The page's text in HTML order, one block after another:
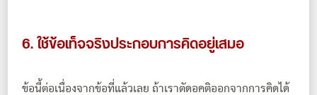
6. ใช้ข้อเท็จจริงประกอบการคิดอยู่เสมอ
ข้อนี้ต่อเนื่องจากข้อที่แล้วเลย ถ้าเราตัดอคติออกจากการคิดได้